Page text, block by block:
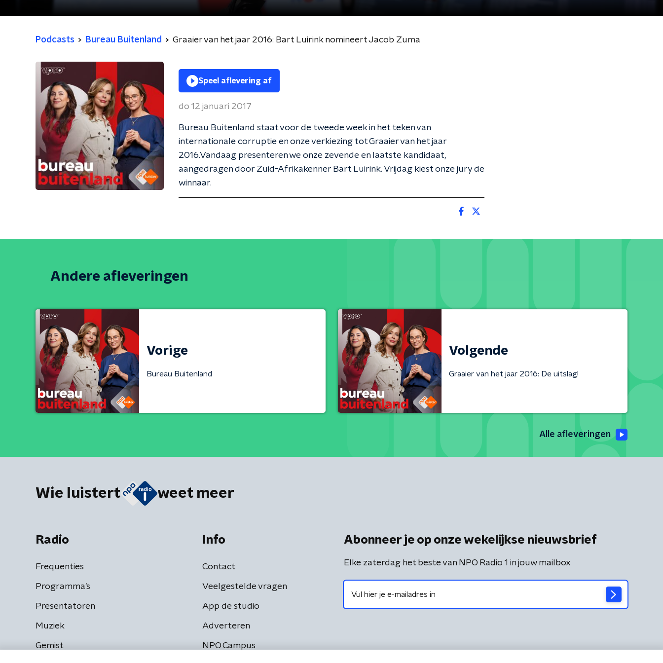
Podcasts Bureau Buitenland Graaier van het jaar 2016: Bart Luirink nomineert Jacob Zuma
Speel aflevering af
do 12 januari 2017
Bureau Buitenland staat voor de tweede week in het teken van
internationale corruptie en onze verkiezing tot Graaier van het jaar
2016.Vandaag presenteren we onze zevende en laatste kandidaat,
aangedragen door Zuid-Afrikakenner Bart Luirink. Vrijdag kiest onze jury de
winnaar.
Andere afleveringen
Vorige
Bureau Buitenland
Volgende
Graaier van het jaar 2016: De uitslag!
Alle afleveringen
Wie luistert weet meer
Radio
Frequenties
Programma's
Presentatoren
Muziek
Gemist
Info
Contact
Veelgestelde vragen
App de studio
Adverteren
NPO Campus
Abonneer je op onze wekelijkse nieuwsbrief
Elke zaterdag het beste van NPO Radio 1 in jouw mailbox